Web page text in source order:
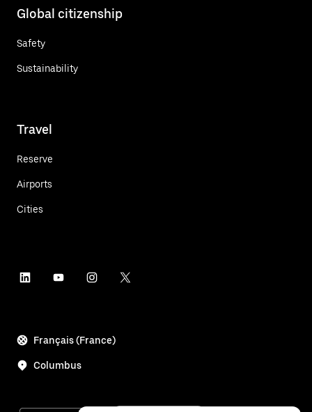
Global citizenship
Safety
Sustainability
Travel
Reserve
Airports
Cities
Français (France)
Columbus